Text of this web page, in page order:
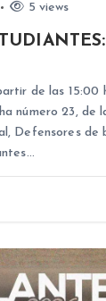
5 views
de las 15:00
número 23, de
Defensores de